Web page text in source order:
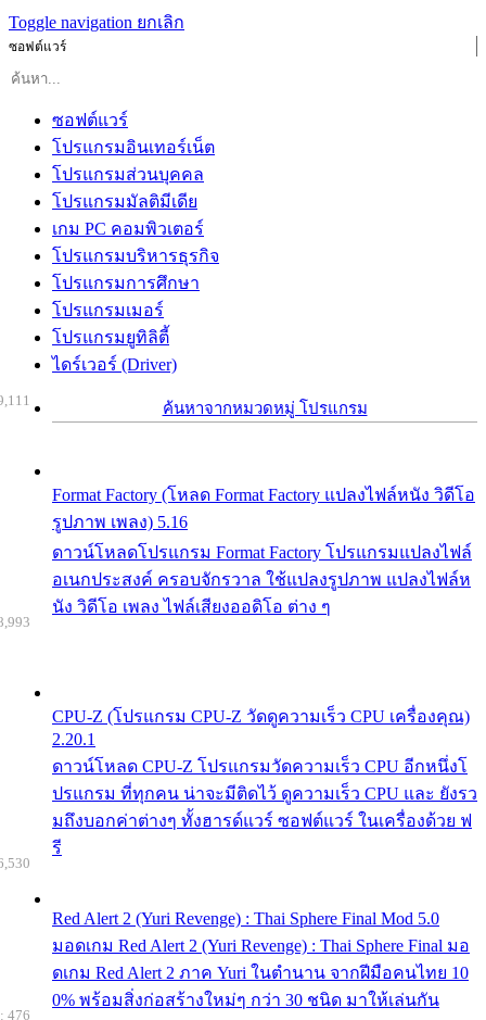
Toggle navigation ยกเลิก
ซอฟต์แวร์
ซอฟต์แวร์
โปรแกรมอินเทอร์เน็ต
โปรแกรมส่วนบุคคล
โปรแกรมมัลติมีเดีย
เกม PC คอมพิวเตอร์
โปรแกรมบริหารธุรกิจ
โปรแกรมการศึกษา
โปรแกรมเมอร์
โปรแกรมยูทิลิตี้
ไดร์เวอร์ (Driver)
ค้นหาจากหมวดหมู่ โปรแกรม
Format Factory (โหลด Format Factory แปลงไฟล์หนัง วิดีโอ
รูปภาพ เพลง) 5.16
ดาวน์โหลดโปรแกรม Format Factory โปรแกรมแปลงไฟล์
อเนกประสงค์ ครอบจักรวาล ใช้แปลงรูปภาพ แปลงไฟล์ห
นัง วิดีโอ เพลง ไฟล์เสียงออดิโอ ต่าง ๆ
CPU-Z (โปรแกรม CPU-Z วัดดูความเร็ว CPU เครื่องคุณ)
2.20.1
ดาวน์โหลด CPU-Z โปรแกรมวัดความเร็ว CPU อีกหนึ่งโ
ปรแกรม ที่ทุกคน น่าจะมีติดไว้ ดูความเร็ว CPU และ ยังรว
มถึงบอกค่าต่างๆ ทั้งฮารด์แวร์ ซอฟต์แวร์ ในเครื่องด้วย ฟ
รี
Red Alert 2 (Yuri Revenge) : Thai Sphere Final Mod 5.0
มอดเกม Red Alert 2 (Yuri Revenge) : Thai Sphere Final มอ
ดเกม Red Alert 2 ภาค Yuri ในตำนาน จากฝีมือคนไทย 10
0% พร้อมสิ่งก่อสร้างใหม่ๆ กว่า 30 ชนิด มาให้เล่นกัน
476